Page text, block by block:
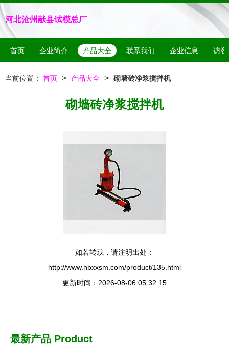
河北沧州献县试模总厂
首页 企业简介 产品大全 联系我们 企业信息 访客
当前位置： 首页 > 产品大全 > 砌墙砖净浆搅拌机
砌墙砖净浆搅拌机
如若转载，请注明出处：
http://www.hbxxsm.com/product/135.html
更新时间：2026-08-06 05:32:15
最新产品 Product